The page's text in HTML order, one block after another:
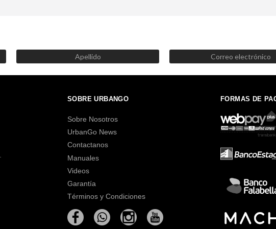
SOBRE URBANGO
Sobre Nosotros
UrbanGo News
Contactanos
Manuales
Videos
Garantía
Términos y Condiciones
FORMAS DE